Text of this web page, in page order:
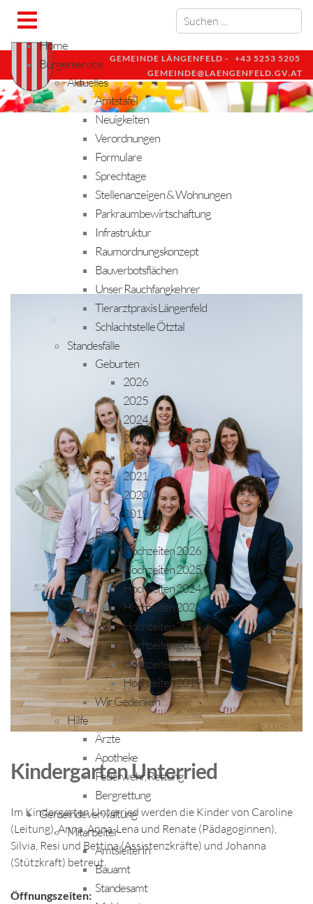
GEMEINDE LÄNGENFELD - +43 5253 5205
GEMEINDE@LAENGENFELD.GV.AT
Home
Bürgerservice
Aktuelles
Amtstafel
Neuigkeiten
Verordnungen
Formulare
Sprechtage
Stellenanzeigen & Wohnungen
Parkraumbewirtschaftung
Infrastruktur
Raumordnungskonzept
Bauverbotsflächen
Unser Rauchfangkehrer
Tierarztpraxis Längenfeld
Schlachtstelle Ötztal
Standesfälle
Geburten
2026
2025
2024
2023
2022
2021
2020
2019
Ehe
Hochzeiten 2026
Hochzeiten 2025
Hochzeiten 2024
Hochzeiten 2023
Hochzeiten 2022
Hochzeiten 2021
Hochzeiten 2020
Hochzeiten 2019
Wir Gedenken
Hilfe
Ärzte
Apotheke
Feuerwehr, Rettung
Bergrettung
Gemeindeverwaltung
Mitarbeiter
AmtsleiterIn
Bauamt
Standesamt
Kindergarten Unterried
Im Kindergarten Unterried werden die Kinder von Caroline
(Leitung), Anna, Anna-Lena und Renate (Pädagoginnen),
Silvia, Resi und Bettina (Assistenzkräfte) und Johanna
(Stützkraft) betreut.
Öffnungszeiten: